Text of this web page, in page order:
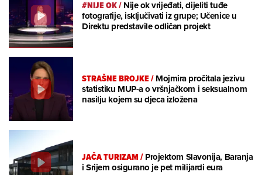
#NIJE OK/Nije ok vrijeđati, dijeliti tuđe
fotografije, isključivati iz grupe; Učenice u
Direktu predstavile odličan projekt
STRAŠNE BROJKE/Mojmira pročitala jezivu
statistiku MUP-a o vršnjačkom i seksualnom
nasilju kojem su djeca izložena
JAČA TURIZAM/Projektom Slavonija, Baranja
i Srijem osigurano je pet milijardi eura